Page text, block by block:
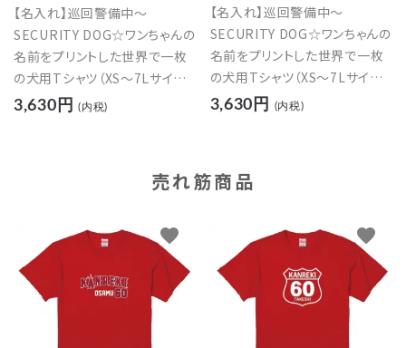
【名入れ】巡回警備中～
SECURITY DOG☆ワンちゃんの
名前をプリントした世界で一枚
の犬用Tシャツ（XS～7Lサイズ）
【イエロー】
3,630円 (内税)
【名入れ】巡回警備中～
SECURITY DOG☆ワンちゃんの
名前をプリントした世界で一枚
の犬用Tシャツ（XS～7Lサイズ）
【レッド】
3,630円 (内税)
売れ筋商品
favorite favorite